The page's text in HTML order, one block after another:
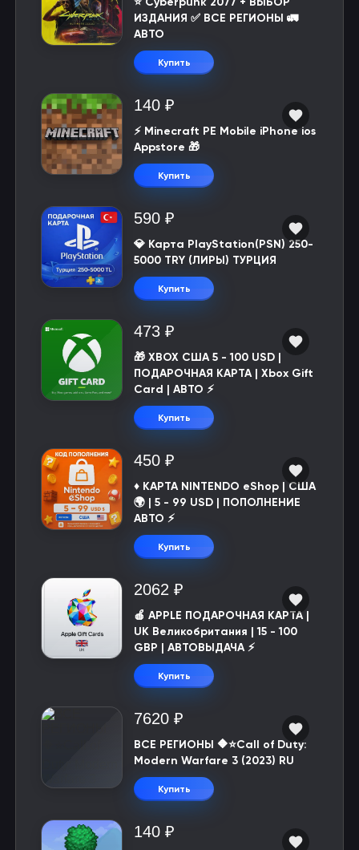
ИЗДАНИЯ ✅ ВСЕ РЕГИОНЫ 🚛
АВТО
Купить
140 ₽
⚡️ Minecraft PE Mobile iPhone ios
Appstore 🎁
Купить
590 ₽
💎 Карта PlayStation(PSN) 250-
5000 TRY (ЛИРЫ) ТУРЦИЯ
Купить
473 ₽
🎁 XBOX США 5 - 100 USD |
ПОДАРОЧНАЯ КАРТА | Xbox Gift
Card | АВТО ⚡
Купить
450 ₽
♦️ КАРТА NINTENDO eShop | США
🌍 | 5 - 99 USD | ПОПОЛНЕНИЕ
АВТО ⚡
Купить
2062 ₽
🍎 APPLE ПОДАРОЧНАЯ КАРТА |
UK Великобритания | 15 - 100
GBP | АВТОВЫДАЧА ⚡️
Купить
7620 ₽
ВСЕ РЕГИОНЫ 🔶⭐Call of Duty:
Modern Warfare 3 (2023) RU
Купить
140 ₽